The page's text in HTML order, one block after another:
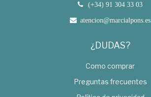
(+34) 91 304 33 03
atencion@marcialpons.es
¿DUDAS?
Como comprar
Preguntas frecuentes